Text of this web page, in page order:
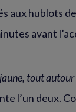
aux hublots
avant
tout
l’un deux.